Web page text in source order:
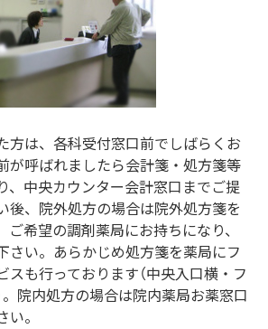
方は、各科受付窓口前でしばらくお
が呼ばれましたら会計箋・処方箋等
、中央カウンター会計窓口までご提
後、院外処方の場合は院外処方箋を
ご希望の調剤薬局にお持ちになり、
さい。あらかじめ処方箋を薬局にフ
スも行っております（中央入口横・フ
。院内処方の場合は院内薬局お薬窓口
。